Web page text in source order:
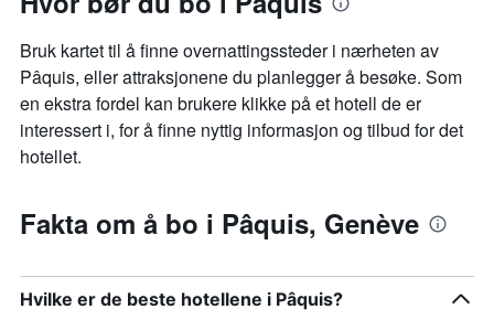
Bruk kartet til å finne overnattingssteder i nærheten av
Pâquis, eller attraksjonene du planlegger å besøke. Som
en ekstra fordel kan brukere klikke på et hotell de er
interessert i, for å finne nyttig informasjon og tilbud for det
hotellet.
Fakta om å bo i Pâquis, Genève
Hvilke er de beste hotellene i Pâquis?